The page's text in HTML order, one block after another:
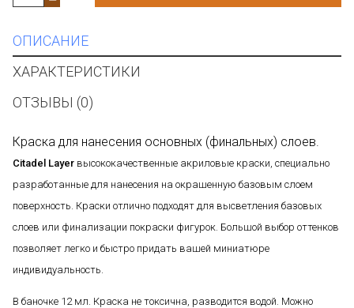
ОПИСАНИЕ
ХАРАКТЕРИСТИКИ
ОТЗЫВЫ (0)
Краска для нанесения основных (финальных) слоев.
Citadel Layer высококачественные акриловые краски, специально
разработанные для нанесения на окрашенную базовым слоем
поверхность. Краски отлично подходят для высветления базовых
слоев или финализации покраски фигурок. Большой выбор оттенков
позволяет легко и быстро придать вашей миниатюре
индивидуальность.
В баночке 12 мл. Краска не токсична, разводится водой. Можно